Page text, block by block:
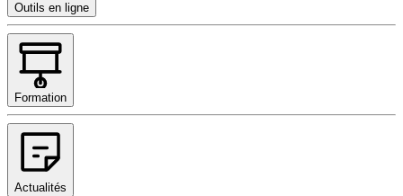
Outils en ligne
Formation
Actualités